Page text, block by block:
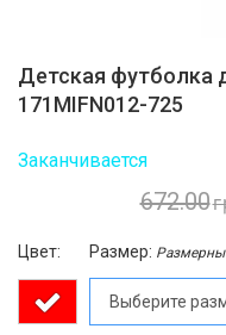
Детская футболка
171MIFN012-725
Заканчивается
672.00
Цвет: Размер: